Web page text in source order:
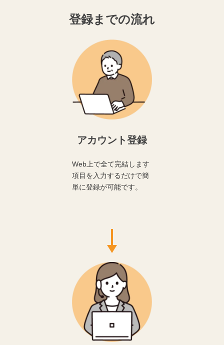
登録までの流れ
アカウント登録
Web上で全て完結します
項目を入力するだけで簡
単に登録が可能です。